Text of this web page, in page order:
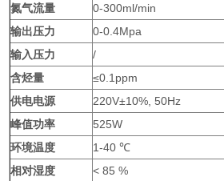
氮气流量
0-300ml/min
输出压力
0-0.4Mpa
输入压力
/
含烃量
≤0.1ppm
供电电源
220V±10%, 50Hz
峰值功率
525W
环境温度
1-40 ℃
相对湿度
< 85 %